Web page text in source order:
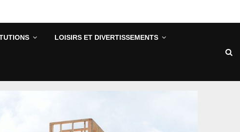
LOISIRS ET DIVERTISSEMENTS